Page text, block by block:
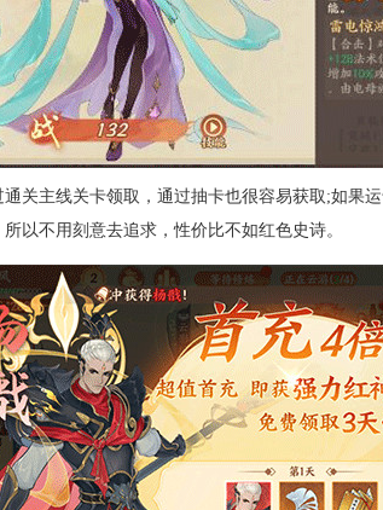
关主线关卡领取，通过抽卡也很容易获取;如
以不用刻意去追求，性价比不如红色史诗。